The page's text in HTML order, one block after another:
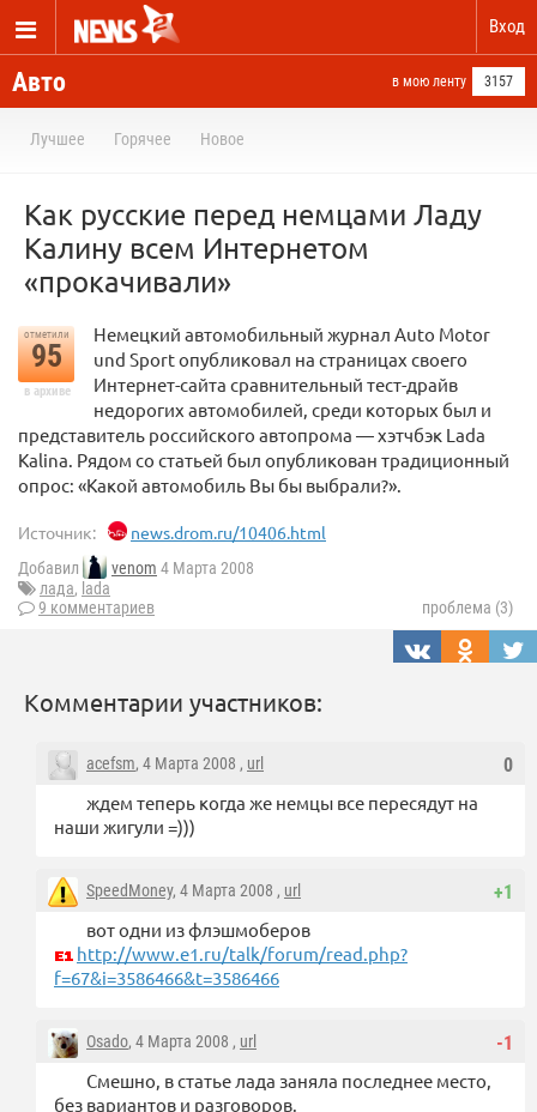
Вход
Авто в мою ленту 3157
Лучшее Горячее Новое
Как русские перед немцами Ладу
Калину всем Интернетом
«прокачивали»
отметили
95
в архиве
Немецкий автомобильный журнал Auto Motor
und Sport опубликовал на страницах своего
Интернет-сайта сравнительный тест-драйв
недорогих автомобилей, среди которых был и
представитель российского автопрома — хэтчбэк Lada
Kalina. Рядом со статьей был опубликован традиционный
опрос: «Какой автомобиль Вы бы выбрали?».
Источник: news.drom.ru/10406.html
Добавил venom 4 Марта 2008
лада, lada
9 комментариев
проблема (3)
Комментарии участников:
0
acefsm, 4 Марта 2008 , url
ждем теперь когда же немцы все пересядут на
наши жигули =)))
+1
SpeedMoney, 4 Марта 2008 , url
вот одни из флэшмоберов
http://www.e1.ru/talk/forum/read.php?
f=67&i=3586466&t=3586466
-1
Osado, 4 Марта 2008 , url
Смешно, в статье лада заняла последнее место,
без вариантов и разговоров.